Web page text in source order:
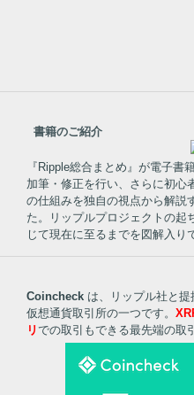
書籍のご紹介
『Ripple総合まとめ』が電子書
加筆・修正を行い、さらに初心
の仕組みを独自の視点から解説
た。リップルプロジェクトの起
じて現在に至るまでを図解入り
Coincheck は、リップル社と
仮想通貨取引所の一つです。
リでの取引もできる最先端の取